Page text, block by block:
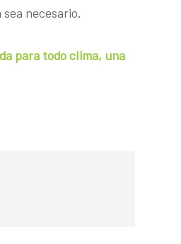
necesario.
para todo clima, una